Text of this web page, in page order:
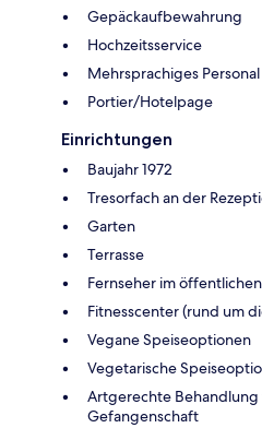
Gepäckaufbewahrung
Hochzeitsservice
Mehrsprachiges Personal
Portier/Hotelpage
Einrichtungen
Baujahr 1972
Tresorfach an der
Garten
Terrasse
Fernseher im
Fitnesscenter (rund um
Vegane Speiseoptionen
Vegetarische
Artgerechte Behandlung
Gefangenschaft